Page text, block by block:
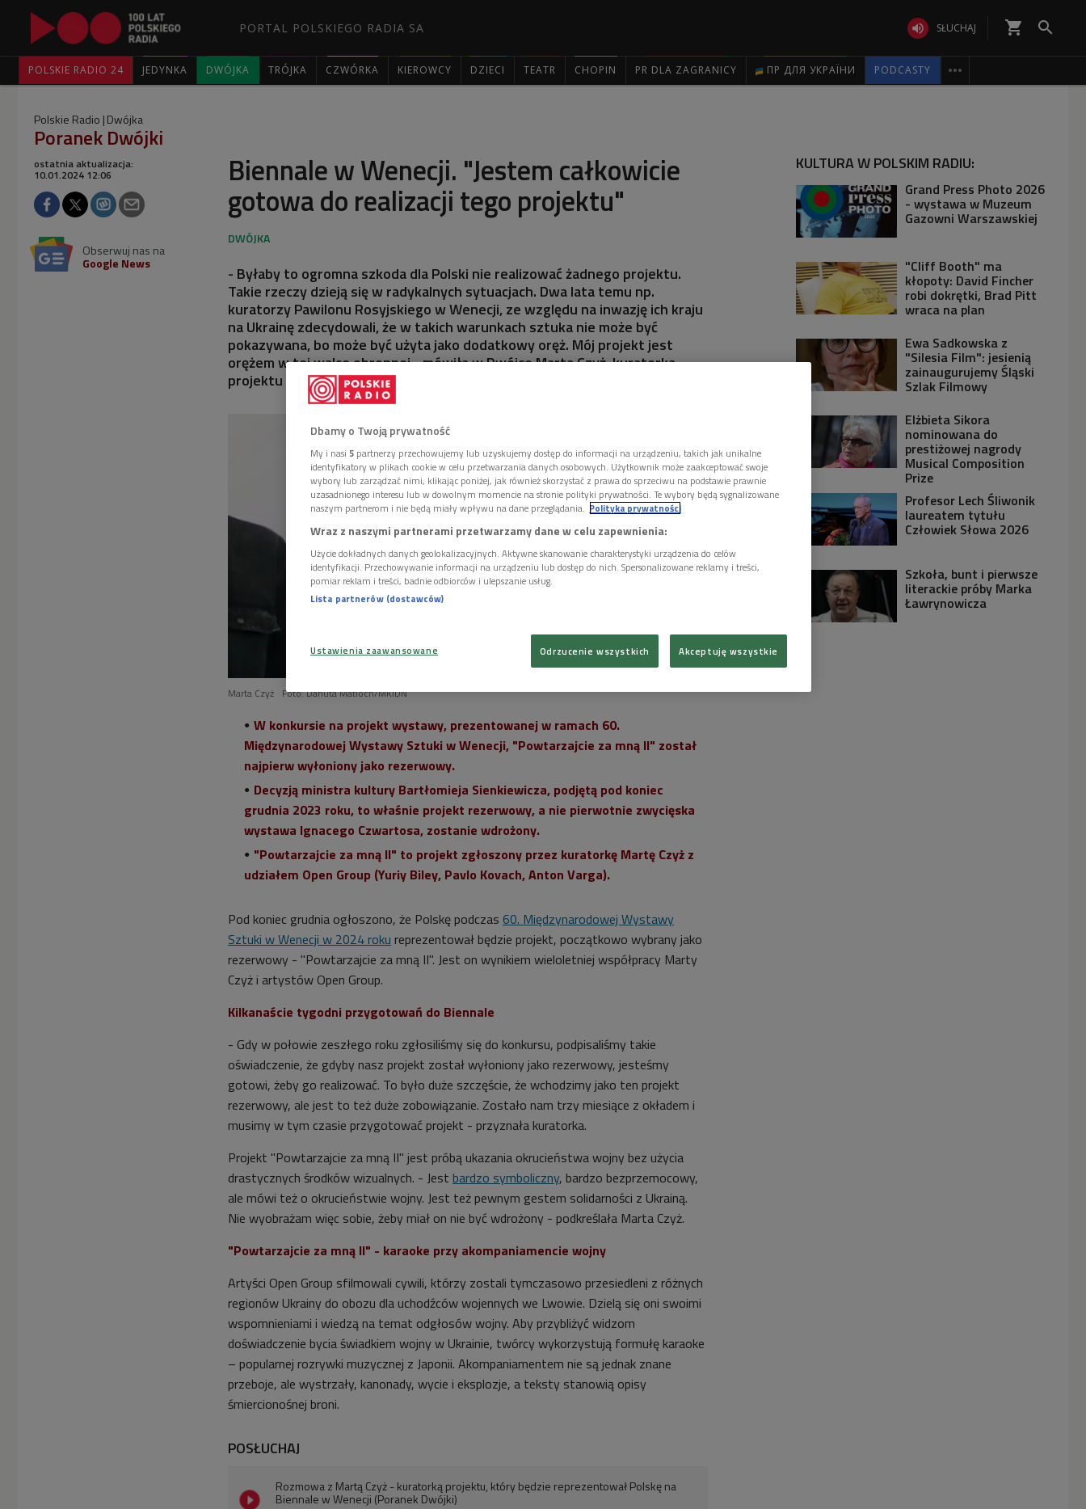
PORTAL POLSKIEGO RADIA SA  SŁUCHAJ shopping_cart 
POLSKIE RADIO 24 JEDYNKA DWÓJKA TRÓJKA CZWÓRKA KIEROWCY DZIECI TEATR CHOPIN PR DLA ZAGRANICY ПР ДЛЯ УКРАЇНИ PODCASTY 
Polskie Radio Dwójka
Poranek Dwójki
Biennale w Wenecji. "Jestem całkowicie
gotowa do realizacji tego projektu"
ostatnia aktualizacja:
10.01.2024 12:06
Obserwuj nas na
Google News
- Byłaby to ogromna szkoda dla Polski nie realizować żadnego projektu.
Takie rzeczy dzieją się w radykalnych sytuacjach. Dwa lata temu np.
kuratorzy Pawilonu Rosyjskiego w Wenecji, ze względu na inwazję ich kraju
na Ukrainę zdecydowali, że w takich warunkach sztuka nie może być
pokazywana, bo może być użyta jako dodatkowy oręż. Mój projekt jest
orężem w tej walce obronnej - mówiła w Dwójce Marta Czyż, kuratorka
projektu "Powtarzajcie za mną II".
Marta Czyż Foto: Danuta Matloch/MKiDN
W konkursie na projekt wystawy, prezentowanej w ramach 60.
Międzynarodowej Wystawy Sztuki w Wenecji, "Powtarzajcie za mną II" został
najpierw wyłoniony jako rezerwowy.
Decyzją ministra kultury Bartłomieja Sienkiewicza, podjętą pod koniec
grudnia 2023 roku, to właśnie projekt rezerwowy, a nie pierwotnie zwycięska
wystawa Ignacego Czwartosa, zostanie wdrożony.
"Powtarzajcie za mną II" to projekt zgłoszony przez kuratorkę Martę Czyż z
udziałem Open Group (Yuriy Biley, Pavlo Kovach, Anton Varga).
Pod koniec grudnia ogłoszono, że Polskę podczas 60. Międzynarodowej Wystawy
Sztuki w Wenecji w 2024 roku reprezentował będzie projekt, początkowo wybrany jako
rezerwowy - "Powtarzajcie za mną II". Jest on wynikiem wieloletniej współpracy Marty
Czyż i artystów Open Group.
Kilkanaście tygodni przygotowań do Biennale
- Gdy w połowie zeszłego roku zgłosiliśmy się do konkursu, podpisaliśmy takie
oświadczenie, że gdyby nasz projekt został wyłoniony jako rezerwowy, jesteśmy
gotowi, żeby go realizować. To było duże szczęście, że wchodzimy jako ten projekt
rezerwowy, ale jest to też duże zobowiązanie. Zostało nam trzy miesiące z okładem i
musimy w tym czasie przygotować projekt - przyznała kuratorka.
Projekt "Powtarzajcie za mną II" jest próbą ukazania okrucieństwa wojny bez użycia
drastycznych środków wizualnych. - Jest bardzo symboliczny, bardzo bezprzemocowy,
ale mówi też o okrucieństwie wojny. Jest też pewnym gestem solidarności z Ukrainą.
Nie wyobrażam więc sobie, żeby miał on nie być wdrożony - podkreślała Marta Czyż.
"Powtarzajcie za mną II" - karaoke przy akompaniamencie wojny
Artyści Open Group sfilmowali cywili, którzy zostali tymczasowo przesiedleni z różnych
regionów Ukrainy do obozu dla uchodźców wojennych we Lwowie. Dzielą się oni swoimi
wspomnieniami i wiedzą na temat odgłosów wojny. Aby przybliżyć widzom
doświadczenie bycia świadkiem wojny w Ukrainie, twórcy wykorzystują formułę karaoke
– popularnej rozrywki muzycznej z Japonii. Akompaniamentem nie są jednak znane
przeboje, ale wystrzały, kanonady, wycie i eksplozje, a teksty stanowią opisy
śmiercionośnej broni.
POSŁUCHAJ
Rozmowa z Martą Czyż - kuratorką projektu, który będzie reprezentował Polskę na
Biennale w Wenecji (Poranek Dwójki)
KULTURA W POLSKIM RADIU:
Grand Press Photo 2026
- wystawa w Muzeum
Gazowni Warszawskiej
"Cliff Booth" ma
kłopoty: David Fincher
robi dokrętki, Brad Pitt
wraca na plan
Ewa Sadkowska z
"Silesia Film": jesienią
zainaugurujemy Śląski
Szlak Filmowy
Elżbieta Sikora
nominowana do
prestiżowej nagrody
Musical Composition
Prize
Profesor Lech Śliwonik
laureatem tytułu
Człowiek Słowa 2026
Szkoła, bunt i pierwsze
literackie próby Marka
Ławrynowicza
Dbamy o Twoją prywatność
My i nasi 5 partnerzy przechowujemy lub uzyskujemy dostęp do informacji na urządzeniu, takich jak unikalne
identyfikatory w plikach cookie w celu przetwarzania danych osobowych. Użytkownik może zaakceptować swoje
wybory lub zarządzać nimi, klikając poniżej, jak również skorzystać z prawa do sprzeciwu na podstawie prawnie
uzasadnionego interesu lub w dowolnym momencie na stronie polityki prywatności. Te wybory będą sygnalizowane
naszym partnerom i nie będą miały wpływu na dane przeglądania. Polityka prywatności
Wraz z naszymi partnerami przetwarzamy dane w celu zapewnienia:
Użycie dokładnych danych geolokalizacyjnych. Aktywne skanowanie charakterystyki urządzenia do celów
identyfikacji. Przechowywanie informacji na urządzeniu lub dostęp do nich. Spersonalizowane reklamy i treści,
pomiar reklam i treści, badnie odbiorców i ulepszanie usług.
Lista partnerów (dostawców)
Ustawienia zaawansowane Odrzucenie wszystkich Akceptuję wszystkie